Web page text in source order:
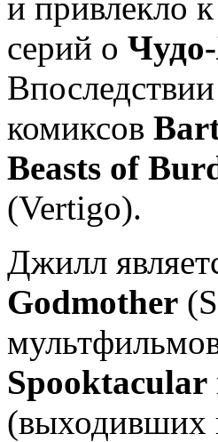
серий о
комиксов
Beasts of
(Vertigo).
Джилл
Godmother
Spooktacular
(выходивших